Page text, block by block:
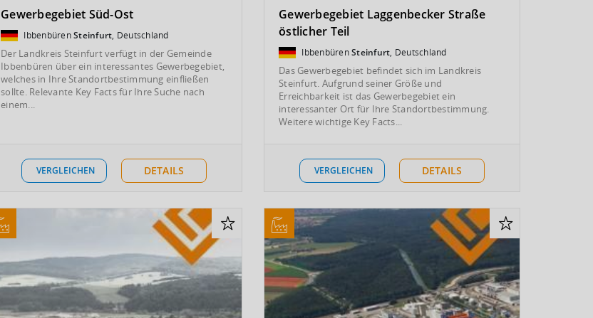
Gewerbegebiet Süd-Ost
IbbenbürenSteinfurt, Deutschland
Der Landkreis Steinfurt verfügt in der Gemeinde
Ibbenbüren über ein interessantes Gewerbegebiet,
welches in Ihre Standortbestimmung einfließen
sollte. Relevante Key Facts für Ihre Suche nach
einem...
VERGLEICHEN DETAILS
Gewerbegebiet Laggenbecker Straße
östlicher Teil
IbbenbürenSteinfurt, Deutschland
Das Gewerbegebiet befindet sich im Landkreis
Steinfurt. Aufgrund seiner Größe und
Erreichbarkeit ist das Gewerbegebiet ein
interessanter Ort für Ihre Standortbestimmung.
Weitere wichtige Key Facts...
VERGLEICHEN DETAILS